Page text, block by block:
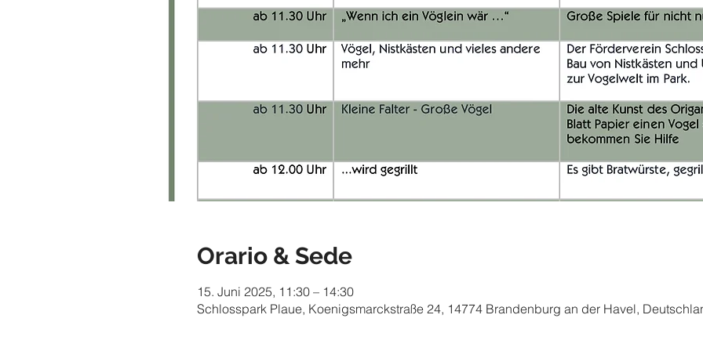
Orario & Sede
15. Juni 2025, 11:30 – 14:30
Schlosspark Plaue, Koenigsmarckstraße 24, 14774 Brandenburg an der Havel,